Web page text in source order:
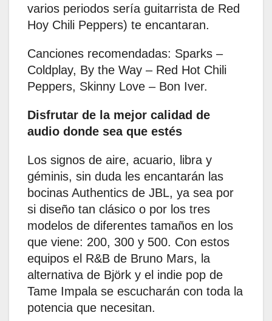
varios periodos sería guitarrista de Red
Hoy Chili Peppers) te encantaran. ​
Canciones recomendadas: Sparks –
Coldplay, By the Way – Red Hot Chili
Peppers, Skinny Love – Bon Iver.
Disfrutar de la mejor calidad de
audio donde sea que estés
Los signos de aire, acuario, libra y
géminis, sin duda les encantarán las
bocinas Authentics de JBL, ya sea por
si diseño tan clásico o por los tres
modelos de diferentes tamaños en los
que viene: 200, 300 y 500. Con estos
equipos el R&B de Bruno Mars, la
alternativa de Björk y el indie pop de
Tame Impala se escucharán con toda la
potencia que necesitan.